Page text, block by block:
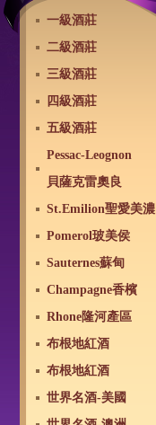
一級酒莊
二級酒莊
三級酒莊
四級酒莊
五級酒莊
Pessac-Leognon
貝薩克雷奧良
St.Emilion聖愛美濃
Pomerol玻美侯
Sauternes蘇甸
Champagne香檳
Rhone隆河產區
布根地紅酒
布根地紅酒
世界名酒-美國